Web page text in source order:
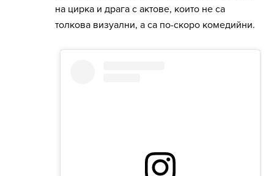
на цирка и драга с актове, които не са
толкова визуални, а са по-скоро комедийни.